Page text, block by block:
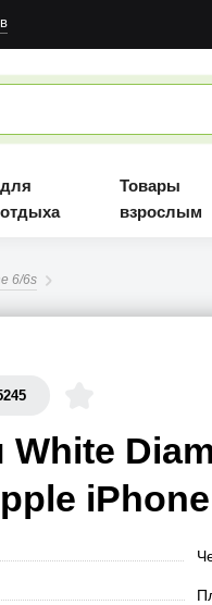
Товары
взрослым
6/6s
White